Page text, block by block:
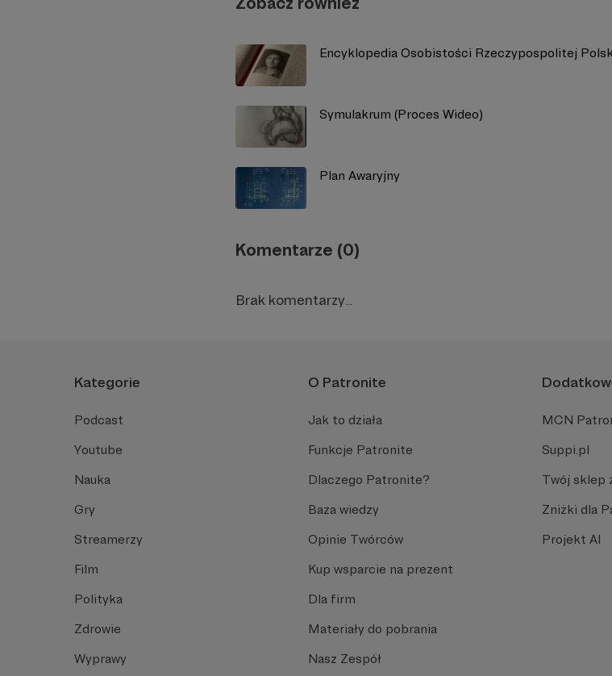
Encyklopedia Osobistości Rzeczypospolitej
Symulakrum (Proces Wideo)
Plan Awaryjny
Komentarze (0)
Brak komentarzy...
Kategorie
Podcast
Youtube
Nauka
Gry
Streamerzy
Film
Polityka
Zdrowie
Wyprawy
O Patronite
Jak to działa
Funkcje Patronite
Dlaczego Patronite?
Baza wiedzy
Opinie Twórców
Kup wsparcie na prezent
Dla firm
Materiały do pobrania
Nasz Zespół
MCN
Suppi.pl
Twój sklep
Zniżki dla
Projekt AI